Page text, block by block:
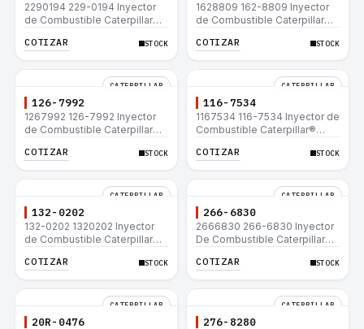
2290194 229-0194 Inyector
de Combustible Caterpillar®
3516C 854G 992G
COTIZAR STOCK
1628809 162-8809 Inyector
de Combustible Caterpillar®
3516C 854G 992G
COTIZAR STOCK
CATERPILLAR
126-7992
1267992 126-7992 Inyector
de Combustible Caterpillar®
3516C 854G 992G
COTIZAR STOCK
CATERPILLAR
116-7534
1167534 116-7534 Inyector de
Combustible Caterpillar®
3516C 854G 992G
COTIZAR STOCK
CATERPILLAR
132-0202
132-0202 1320202 Inyector
de Combustible Caterpillar®
3516C 854G 992G
COTIZAR STOCK
CATERPILLAR
266-6830
2666830 266-6830 Inyector
De Combustible Caterpillar®
COTIZAR STOCK
CATERPILLAR
20R-0476
CATERPILLAR
276-8280